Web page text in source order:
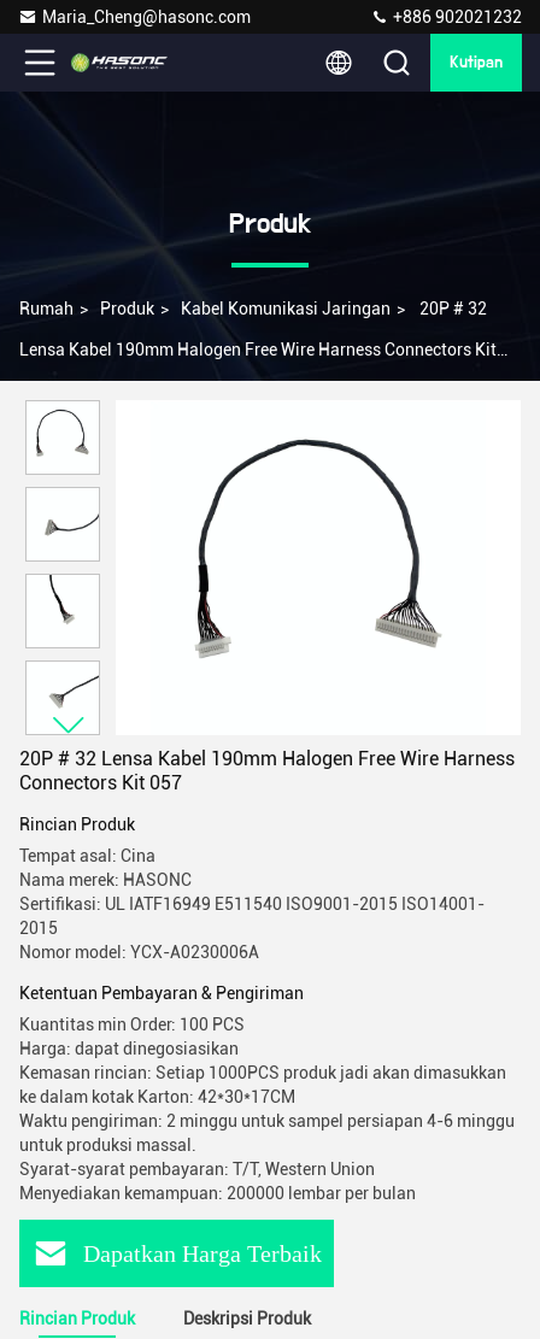
Maria_Cheng@hasonc.com +886 902021232
Kutipan
Produk
Rumah > Produk > Kabel Komunikasi Jaringan > 20P # 32
Lensa Kabel 190mm Halogen Free Wire Harness Connectors Kit
20P # 32 Lensa Kabel 190mm Halogen Free Wire Harness
Connectors Kit 057
Rincian Produk
Tempat asal: Cina
Nama merek: HASONC
Sertifikasi: UL IATF16949 E511540 ISO9001-2015 ISO14001-
2015
Nomor model: YCX-A0230006A
Ketentuan Pembayaran & Pengiriman
Kuantitas min Order: 100 PCS
Harga: dapat dinegosiasikan
Kemasan rincian: Setiap 1000PCS produk jadi akan dimasukkan
ke dalam kotak Karton: 42*30*17CM
Waktu pengiriman: 2 minggu untuk sampel persiapan 4-6 minggu
untuk produksi massal.
Syarat-syarat pembayaran: T/T, Western Union
Menyediakan kemampuan: 200000 lembar per bulan
Dapatkan Harga Terbaik
Rincian Produk Deskripsi Produk